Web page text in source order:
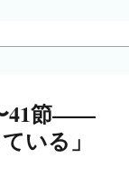
41節——
いる」